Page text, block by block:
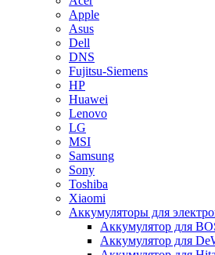
Apple
Asus
Dell
DNS
Fujitsu-Siemens
HP
Huawei
Lenovo
LG
MSI
Samsung
Sony
Toshiba
Xiaomi
Аккумуляторы для
Аккумулятор для
Аккумулятор для